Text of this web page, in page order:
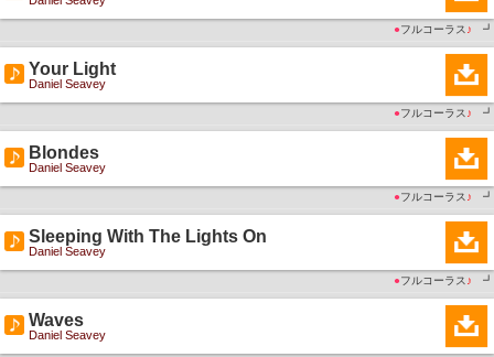
●フルコーラス ♪ ┛
Your Light
Daniel Seavey
●フルコーラス ♪ ┛
Blondes
Daniel Seavey
●フルコーラス ♪ ┛
Sleeping With The Lights On
Daniel Seavey
●フルコーラス ♪ ┛
Waves
Daniel Seavey